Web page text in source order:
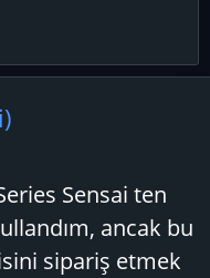
Sensai ten
ancak bu
sipariş etmek